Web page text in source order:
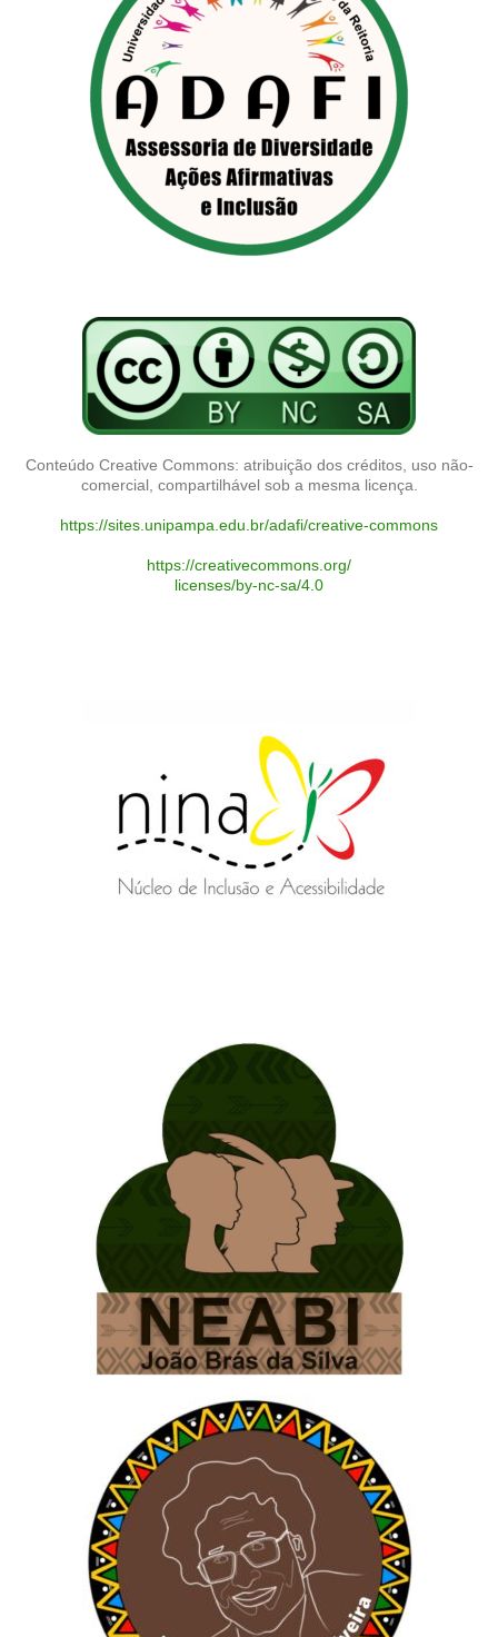
Conteúdo Creative Commons: atribuição dos créditos, uso não-
comercial, compartilhável sob a mesma licença.
https://sites.unipampa.edu.br/adafi/creative-commons
https://creativecommons.org/
licenses/by-nc-sa/4.0